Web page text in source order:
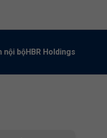
nội bộHBR Holdings